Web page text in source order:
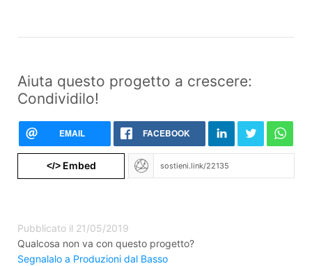
Aiuta questo progetto a crescere:
Condividilo!
EMAIL FACEBOOK
</>Embed
Pubblicato il 21/05/2019
Qualcosa non va con questo progetto?
Segnalalo a Produzioni dal Basso